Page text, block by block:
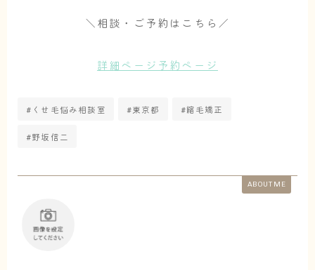
＼相談・ご予約はこちら／
詳細ページ 予約ページ
#くせ毛悩み相談室 #東京都 #縮毛矯正
#野坂信二
ABOUT ME